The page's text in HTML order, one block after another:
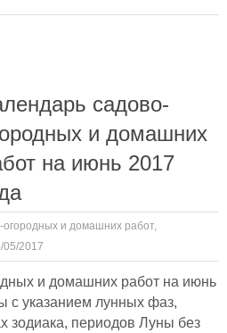
садово-
и домашних
на июнь 2017
огородных и домашних работ,
2017
и домашних работ на июнь
с указанием лунных фаз,
зодиака, периодов Луны без